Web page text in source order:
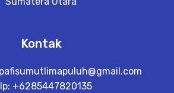
Kontak
+6285447820135